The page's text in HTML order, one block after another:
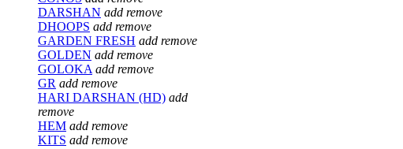
DARSHAN add remove
DHOOPS add remove
GARDEN FRESH add remove
GOLDEN add remove
GOLOKA add remove
GR add remove
HARI DARSHAN (HD) add
remove
HEM add remove
KITS add remove